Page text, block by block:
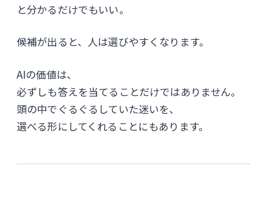
と分かるだけでもいい。
候補が出ると、人は選びやすくなります。
AIの価値は、
必ずしも答えを当てることだけではありません。
頭の中でぐるぐるしていた迷いを、
選べる形にしてくれることにもあります。